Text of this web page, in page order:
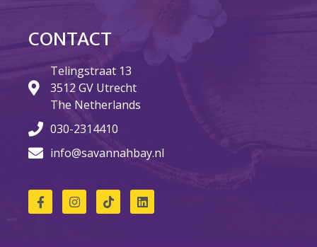
CONTACT
Telingstraat 13
3512 GV Utrecht
The Netherlands
030-2314410
info@savannahbay.nl